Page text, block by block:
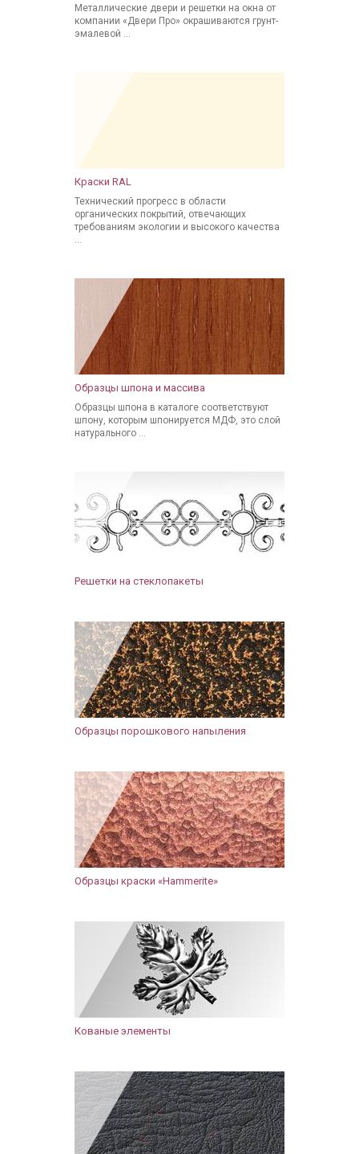
Металлические двери и решетки на окна от
компании «Двери Про» окрашиваются грунт-
эмалевой ...
Краски RAL
Технический прогресс в области
органических покрытий, отвечающих
требованиям экологии и высокого качества
...
Образцы шпона и массива
Образцы шпона в каталоге соответствуют
шпону, которым шпонируется МДФ, это слой
натурального ...
Решетки на стеклопакеты
Образцы порошкового напыления
Образцы краски «Hammerite»
Кованые элементы